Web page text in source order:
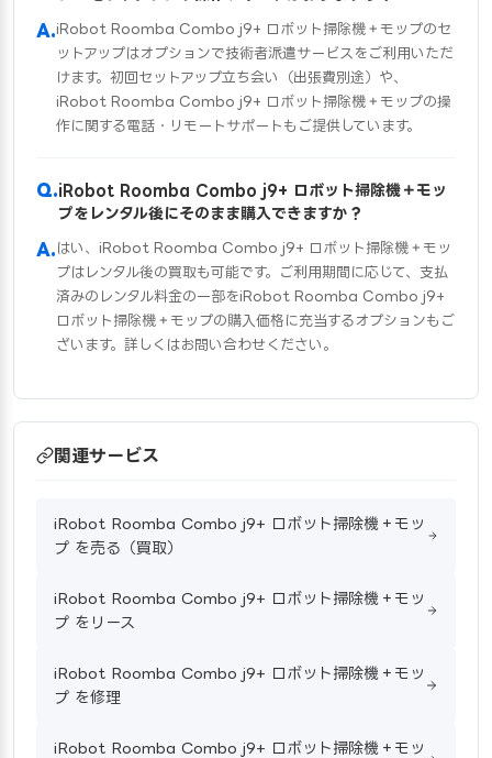
iRobot Roomba Combo j9+ ロボット掃除機＋モップのセ
ットアップはオプションで技術者派遣サービスをご利用いただ
けます。初回セットアップ立ち会い（出張費別途）や、
iRobot Roomba Combo j9+ ロボット掃除機＋モップの操
作に関する電話・リモートサポートもご提供しています。
iRobot Roomba Combo j9+ ロボット掃除機＋モッ
プをレンタル後にそのまま購入できますか？
はい、iRobot Roomba Combo j9+ ロボット掃除機＋モッ
プはレンタル後の買取も可能です。ご利用期間に応じて、支払
済みのレンタル料金の一部をiRobot Roomba Combo j9+
ロボット掃除機＋モップの購入価格に充当するオプションもご
ざいます。詳しくはお問い合わせください。
関連サービス
iRobot Roomba Combo j9+ ロボット掃除機＋モッ
プ を売る（買取）
iRobot Roomba Combo j9+ ロボット掃除機＋モッ
プ をリース
iRobot Roomba Combo j9+ ロボット掃除機＋モッ
プ を修理
iRobot Roomba Combo j9+ ロボット掃除機＋モッ